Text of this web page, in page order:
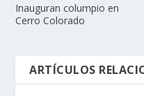
Inauguran columpio en
Cerro Colorado
ARTÍCULOS